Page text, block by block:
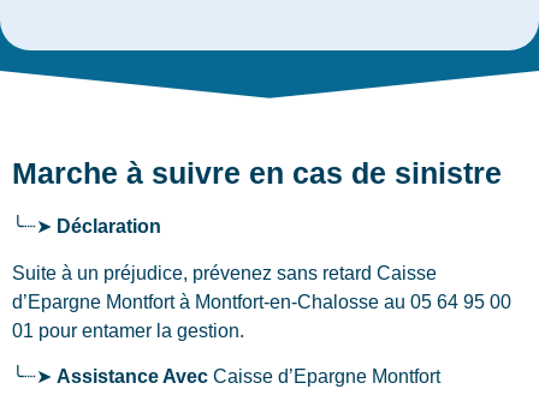
Marche à suivre en cas de sinistre
╰┈➤ Déclaration
Suite à un préjudice, prévenez sans retard Caisse
d’Epargne Montfortà Montfort-en-Chalosse au 05 64 95 00
01 pour entamer la gestion.
╰┈➤ Assistance Avec Caisse d’Epargne Montfort